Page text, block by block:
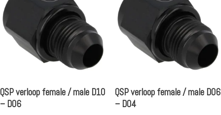
QSP verloop female / male D10
– D06
QSP verloop female / male D06
– D04